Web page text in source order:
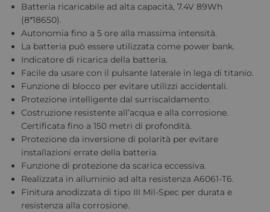
Batteria ricaricabile ad alta capacità, 7.4V 89Wh
(8*18650).
Autonomia fino a 5 ore alla massima intensità.
La batteria può essere utilizzata come power bank.
Indicatore di ricarica della batteria.
Facile da usare con il pulsante laterale in lega di titanio.
Funzione di blocco per evitare utilizzi accidentali.
Protezione intelligente dal surriscaldamento.
Costruzione resistente all’acqua e alla corrosione.
Certificata fino a 150 metri di profondità.
Protezione da inversione di polarità per evitare
installazioni errate della batteria.
Funzione di protezione da scarica eccessiva.
Realizzata in alluminio ad alta resistenza A6061-T6.
Finitura anodizzata di tipo III Mil-Spec per durata e
resistenza alla corrosione.